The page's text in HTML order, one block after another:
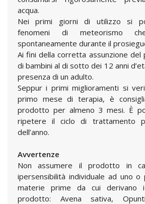
acqua.
Nei primi giorni di utilizzo si
fenomeni di meteorismo
spontaneamente durante il
Ai fini della corretta assunzione
di bambini al di sotto dei 12 anni
presenza di un adulto.
Seppur i primi miglioramenti si
primo mese di terapia, è
prodotto per almeno 3 mesi. È
ripetere il ciclo di trattamento
dell’anno.
Avvertenze
Non assumere il prodotto in
ipersensibilità individuale ad uno o
materie prime da cui derivano
prodotto: Avena sativa,